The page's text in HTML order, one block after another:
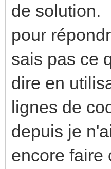
de solution.
pour
sais pas ce
dire en
lignes de
depuis je
encore faire